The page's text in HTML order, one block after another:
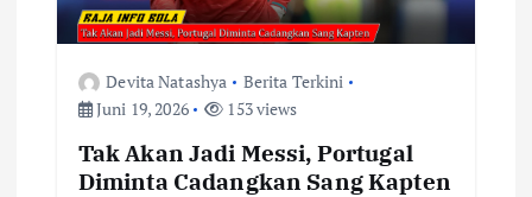
Devita Natashya
Berita Terkini
Juni 19, 2026
153 views
Tak Akan Jadi Messi, Portugal
Diminta Cadangkan Sang Kapten